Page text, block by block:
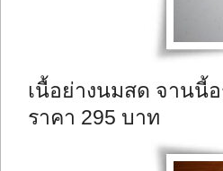
เนื้อย่างนมสด จานนี้
ราคา 295 บาท